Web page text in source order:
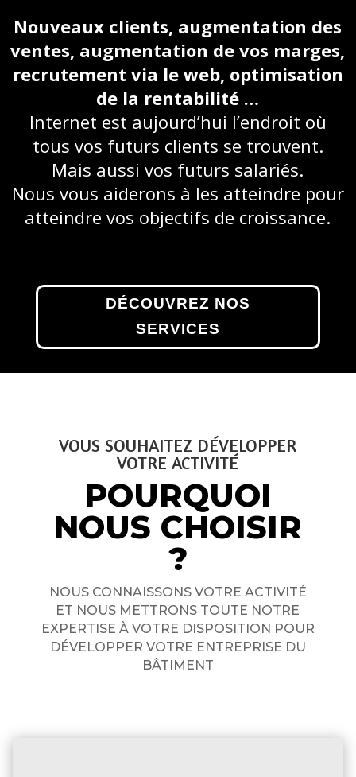
Nouveaux clients, augmentation des
ventes, augmentation de vos marges,
recrutement via le web, optimisation
de la rentabilité …
Internet est aujourd’hui l’endroit où
tous vos futurs clients se trouvent.
Mais aussi vos futurs salariés.
Nous vous aiderons à les atteindre pour
atteindre vos objectifs de croissance.
DÉCOUVREZ NOS
SERVICES
VOUS SOUHAITEZ DÉVELOPPER
VOTRE ACTIVITÉ
POURQUOI
NOUS CHOISIR
?
NOUS CONNAISSONS VOTRE ACTIVITÉ
ET NOUS METTRONS TOUTE NOTRE
EXPERTISE À VOTRE DISPOSITION POUR
DÉVELOPPER VOTRE ENTREPRISE DU
BÂTIMENT